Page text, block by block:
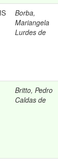
Borba,
Mariangela
Lurdes de
Britto, Pedro
Caldas de